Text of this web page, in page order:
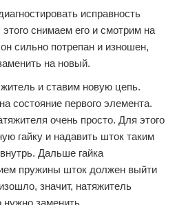
исправность
снимаем его и смотрим на
сильно потрепан и изношен,
на новый.
и ставим новую цепь.
состояние первого элемента.
очень просто. Для этого
гайку и надавить шток таким
Дальше гайка
пружины шток должен выйти
значит, натяжитель
нужно заменить.